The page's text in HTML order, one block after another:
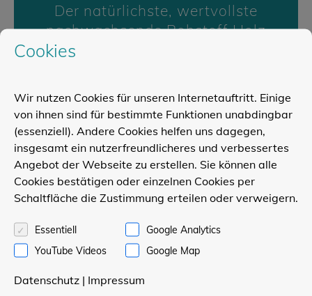
Der natürlichste, wertvollste
nachwachsende Rohstoff Holz
Kontakt
Stahlstraße 23
33415 Verl
Cookies
Wir nutzen Cookies für unseren Internetauftritt. Einige
von ihnen sind für bestimmte Funktionen unabdingbar
(essenziell). Andere Cookies helfen uns dagegen,
insgesamt ein nutzerfreundlicheres und verbessertes
Angebot der Webseite zu erstellen. Sie können alle
Cookies bestätigen oder einzelnen Cookies per
Schaltfläche die Zustimmung erteilen oder verweigern.
Essentiell
Google Analytics
YouTube Videos
Google Map
Datenschutz | Impressum